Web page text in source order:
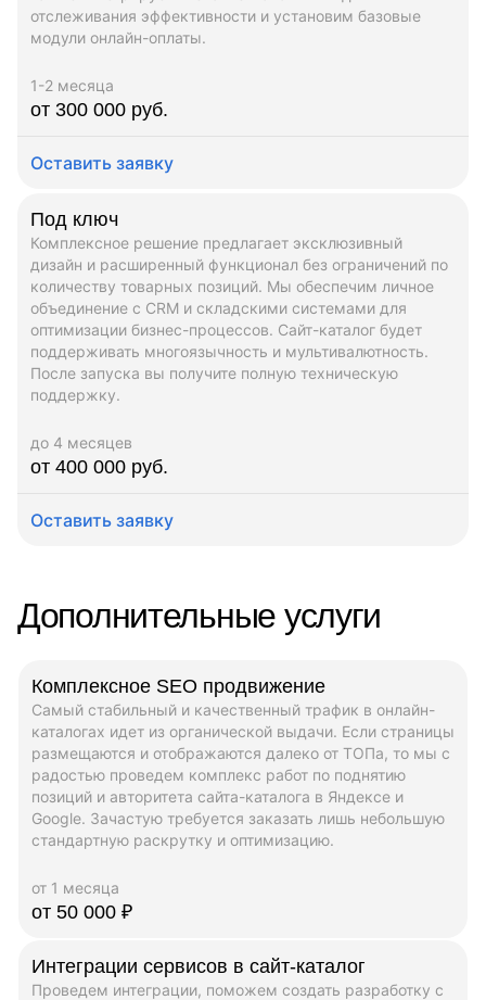
отслеживания эффективности и установим базовые
модули онлайн-оплаты.
1-2 месяца
от 300 000 руб.
Оставить заявку
Под ключ
Комплексное решение предлагает эксклюзивный
дизайн и расширенный функционал без ограничений по
количеству товарных позиций. Мы обеспечим личное
объединение с CRM и складскими системами для
оптимизации бизнес-процессов. Сайт-каталог будет
поддерживать многоязычность и мультивалютность.
После запуска вы получите полную техническую
поддержку.
до 4 месяцев
от 400 000 руб.
Оставить заявку
Дополнительные услуги
Комплексное SEO продвижение
Самый стабильный и качественный трафик в онлайн-
каталогах идет из органической выдачи. Если страницы
размещаются и отображаются далеко от ТОПа, то мы с
радостью проведем комплекс работ по поднятию
позиций и авторитета сайта-каталога в Яндексе и
Google. Зачастую требуется заказать лишь небольшую
стандартную раскрутку и оптимизацию.
от 1 месяца
от 50 000 ₽
Интеграции сервисов в сайт-каталог
Проведем интеграции, поможем создать разработку с